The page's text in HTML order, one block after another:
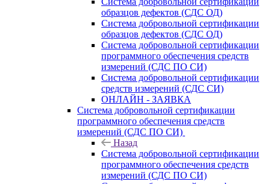
образцов дефектов (СДС ОД)
Система добровольной сертификации
образцов дефектов (СДС ОД)
Система добровольной сертификации
программного обеспечения средств
измерений (СДС ПО СИ)
Система добровольной сертификации
средств измерений (СДС СИ)
ОНЛАЙН - ЗАЯВКА
Система добровольной сертификации
программного обеспечения средств
измерений (СДС ПО СИ)
Назад
Система добровольной сертификации
программного обеспечения средств
измерений (СДС ПО СИ)